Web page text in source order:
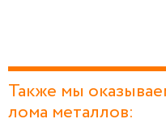
Также мы
лома металлов: